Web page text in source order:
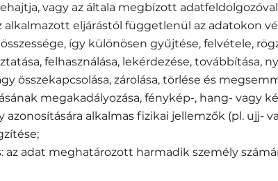
vagy az általa megbízott
alkalmazott eljárástól függetlenül az adatokon
így különösen gyűjtése, felvétele,
felhasználása, lekérdezése, továbbítása,
összekapcsolása, zárolása, törlése és
megakadályozása, fénykép-, hang- vagy
azonosítására alkalmas fizikai jellemzők (pl. ujj-
az adat meghatározott harmadik személy